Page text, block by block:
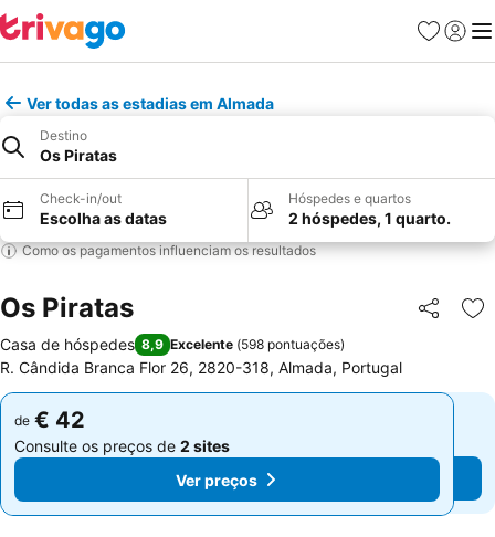
Favoritos
Iniciar
Ver todas as estadias em Almada
Destino
Os Piratas
Check-in/out
Escolha as datas
Hóspedes e quartos
2 hóspedes, 1 quarto.
Como os pagamentos influenciam os resultados
Os Piratas Partilhar
Casa de hóspedes 8,9 Excelente (598 pontuações)
R. Cândida Branca Flor 26, 2820-318, Almada, Portugal
de € 42
Consulte os preços de 2 sites
Ver preços
de € 42
Consulte os preços de 2 sites
Ver preços